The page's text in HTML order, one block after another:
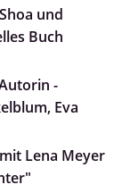
und
Buch
-
Eva
Lena Meyer